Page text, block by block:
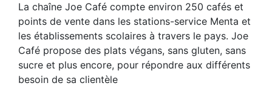
La chaîne Joe Café compte environ 250 cafés et
points de vente dans les stations-service Menta et
les établissements scolaires à travers le pays. Joe
Café propose des plats végans, sans gluten, sans
sucre et plus encore, pour répondre aux différents
besoin de sa clientèle